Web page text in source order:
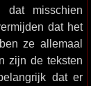
misschien
dat het
ze allemaal
zijn de teksten
dat er